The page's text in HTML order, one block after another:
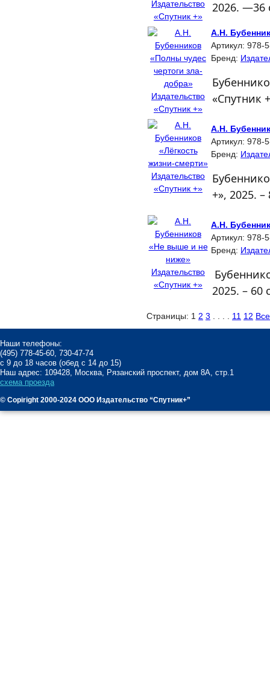
2026. —36
А.Н.
Артикул: 978-
Бренд:
«Спутник
А.Н.
Артикул: 978-
Бренд:
+», 2025.
А.Н.
Артикул: 978-
Бренд:
2025. – 60
Страницы: 1 2 3 11 12 Все
Наши телефоны:
(495) 778-45-60, 730-47-74
с 9 до 18 часов (обед с 14 до 15)
Наш адрес: 109428, Москва, Рязанский проспект, дом 8А, стр.1
схема проезда
© Copiright 2000-2024 ООО Издательство “Спутник+”